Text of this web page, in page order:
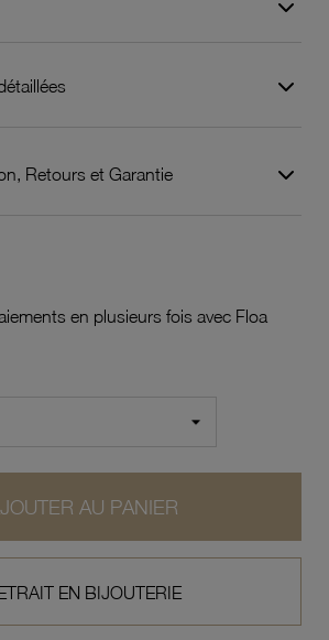
Retours et Garantie
en plusieurs fois avec Floa
AU PANIER
EN BIJOUTERIE